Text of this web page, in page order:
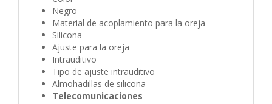
Negro
Material de acoplamiento para la oreja
Silicona
Ajuste para la oreja
Intrauditivo
Tipo de ajuste intrauditivo
Almohadillas de silicona
Telecomunicaciones